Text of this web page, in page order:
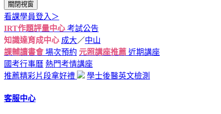
關閉視窗
看課學員登入＞
IRT作題評量中心 考試公告
知識達育成中心 成大 ／中山
課輔讀書會場次預約 元照講座推薦 近期講座
國考行事曆 熱門考情講座
推薦精彩片段拿好禮
學士後醫英文檢測
客服中心